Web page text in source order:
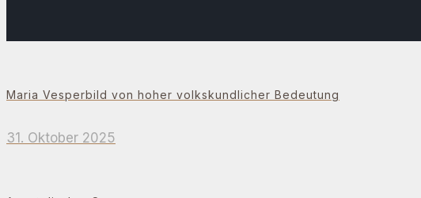
Maria Vesperbild von hoher volkskundlicher Bedeutung
31. Oktober 2025